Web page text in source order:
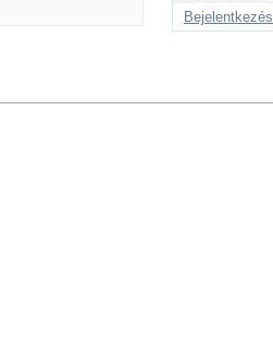
Bejelentkezés